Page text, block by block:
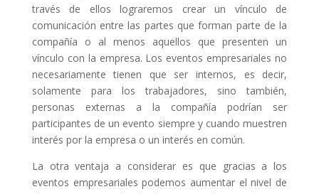
través de ellos lograremos crear un vínculo de
comunicación entre las partes que forman parte de la
compañía o al menos aquellos que presenten un
vínculo con la empresa. Los eventos empresariales no
necesariamente tienen que ser internos, es decir,
solamente para los trabajadores, sino también,
personas externas a la compañía podrían ser
participantes de un evento siempre y cuando muestren
interés por la empresa o un interés en común.
La otra ventaja a considerar es que gracias a los
eventos empresariales podemos aumentar el nivel de